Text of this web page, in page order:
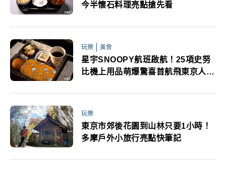
今半懷石料理亮點搶先看
玩樂 美食
星宇SNOOPY航班啟航！25項史努
比機上用品萌爆驚喜首航飛東京人偶
玩樂
東京市郊後花園到山林只要1小時！
多摩戶外小旅行亮點快筆記